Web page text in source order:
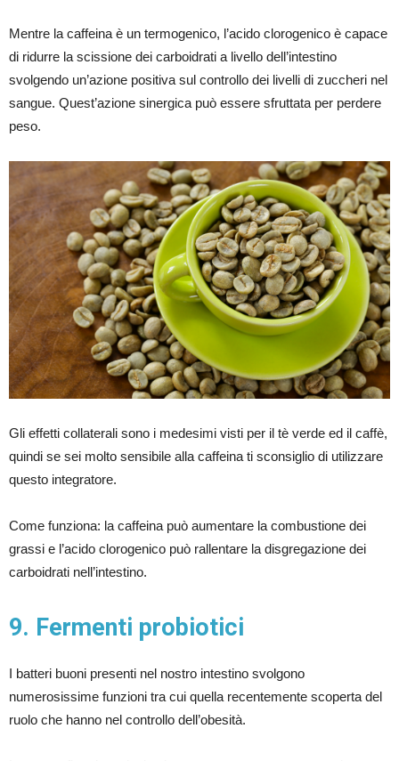
Mentre la caffeina è un termogenico, l’acido clorogenico è capace
di ridurre la scissione dei carboidrati a livello dell’intestino
svolgendo un’azione positiva sul controllo dei livelli di zuccheri nel
sangue. Quest’azione sinergica può essere sfruttata per perdere
peso.
Gli effetti collaterali sono i medesimi visti per il tè verde ed il caffè,
quindi se sei molto sensibile alla caffeina ti sconsiglio di utilizzare
questo integratore.
Come funziona: la caffeina può aumentare la combustione dei
grassi e l’acido clorogenico può rallentare la disgregazione dei
carboidrati nell’intestino.
9. Fermenti probiotici
I batteri buoni presenti nel nostro intestino svolgono
numerosissime funzioni tra cui quella recentemente scoperta del
ruolo che hanno nel controllo dell’obesità.